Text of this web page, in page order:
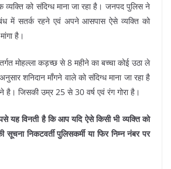
व्यक्ति को संदिग्ध माना जा रहा है। जनपद पुलिस ने
में सतर्क रहने एवं अपने आसपास ऐसे व्यक्ति को
है।
मोहल्ला कड़च्छ से 8 महीने का बच्चा कोई उठा ले
शनिदान माँगने वाले को संदिग्ध माना जा रहा है
है। जिसकी उम्र 25 से 30 वर्ष एवं रंग गोरा है।
यह विनती है कि आप यदि ऐसे किसी भी व्यक्ति को
निकटवर्ती पुलिसकर्मी या फिर निम्न नंबर पर